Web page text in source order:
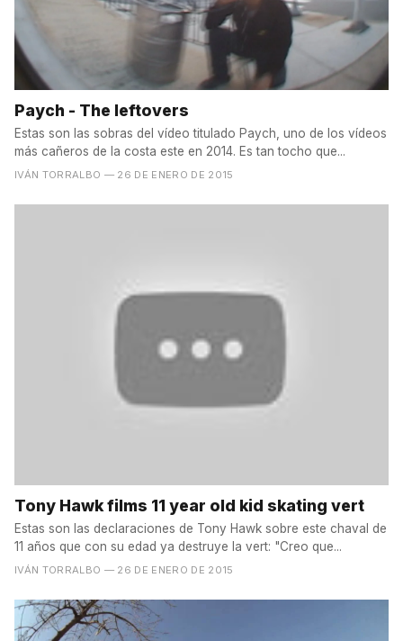
Paych - The leftovers
Estas son las sobras del vídeo titulado Paych, uno de los vídeos
más cañeros de la costa este en 2014. Es tan tocho que...
IVÁN TORRALBO — 26 DE ENERO DE 2015
Tony Hawk films 11 year old kid skating vert
Estas son las declaraciones de Tony Hawk sobre este chaval de
11 años que con su edad ya destruye la vert: "Creo que...
IVÁN TORRALBO — 26 DE ENERO DE 2015